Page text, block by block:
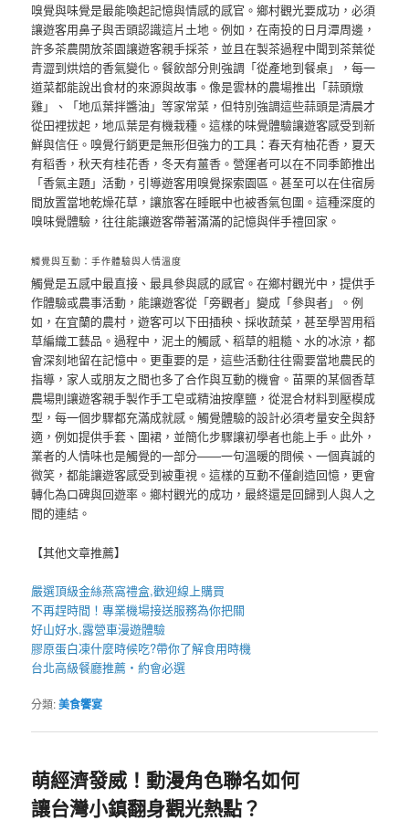
嗅覺與味覺是最能喚起記憶與情感的感官。鄉村觀光要成功，必須
讓遊客用鼻子與舌頭認識這片土地。例如，在南投的日月潭周邊，
許多茶農開放茶園讓遊客親手採茶，並且在製茶過程中聞到茶葉從
青澀到烘焙的香氣變化。餐飲部分則強調「從產地到餐桌」，每一
道菜都能說出食材的來源與故事。像是雲林的農場推出「蒜頭燉
雞」、「地瓜葉拌醬油」等家常菜，但特別強調這些蒜頭是清晨才
從田裡拔起，地瓜葉是有機栽種。這樣的味覺體驗讓遊客感受到新
鮮與信任。嗅覺行銷更是無形但強力的工具：春天有柚花香，夏天
有稻香，秋天有桂花香，冬天有薑香。營運者可以在不同季節推出
「香氣主題」活動，引導遊客用嗅覺探索園區。甚至可以在住宿房
間放置當地乾燥花草，讓旅客在睡眠中也被香氣包圍。這種深度的
嗅味覺體驗，往往能讓遊客帶著滿滿的記憶與伴手禮回家。
觸覺與互動：手作體驗與人情溫度
觸覺是五感中最直接、最具參與感的感官。在鄉村觀光中，提供手
作體驗或農事活動，能讓遊客從「旁觀者」變成「參與者」。例
如，在宜蘭的農村，遊客可以下田插秧、採收蔬菜，甚至學習用稻
草編織工藝品。過程中，泥土的觸感、稻草的粗糙、水的冰涼，都
會深刻地留在記憶中。更重要的是，這些活動往往需要當地農民的
指導，家人或朋友之間也多了合作與互動的機會。苗栗的某個香草
農場則讓遊客親手製作手工皂或精油按摩鹽，從混合材料到壓模成
型，每一個步驟都充滿成就感。觸覺體驗的設計必須考量安全與舒
適，例如提供手套、圍裙，並簡化步驟讓初學者也能上手。此外，
業者的人情味也是觸覺的一部分——一句溫暖的問候、一個真誠的
微笑，都能讓遊客感受到被重視。這樣的互動不僅創造回憶，更會
轉化為口碑與回遊率。鄉村觀光的成功，最終還是回歸到人與人之
間的連結。
【其他文章推薦】
嚴選頂級金絲燕窩禮盒,歡迎線上購買
不再趕時間！專業機場接送服務為你把關
好山好水,露營車漫遊體驗
膠原蛋白凍什麼時候吃?帶你了解食用時機
台北高級餐廳推薦・約會必選
分類:美食饗宴
萌經濟發威！動漫角色聯名如何
讓台灣小鎮翻身觀光熱點？